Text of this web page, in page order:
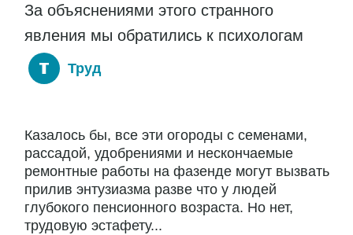
За объяснениями этого странного
явления мы обратились к психологам
Труд
Казалось бы, все эти огороды с семенами,
рассадой, удобрениями и нескончаемые
ремонтные работы на фазенде могут вызвать
прилив энтузиазма разве что у людей
глубокого пенсионного возраста. Но нет,
трудовую эстафету...